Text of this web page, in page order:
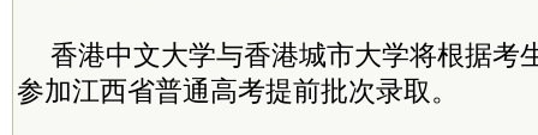
香港中文大学与香港城市大学将根据考
参加江西省普通高考提前批次录取。